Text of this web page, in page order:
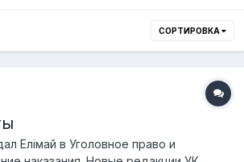
СОРТИРОВКА
Елiмай в Уголовное право и